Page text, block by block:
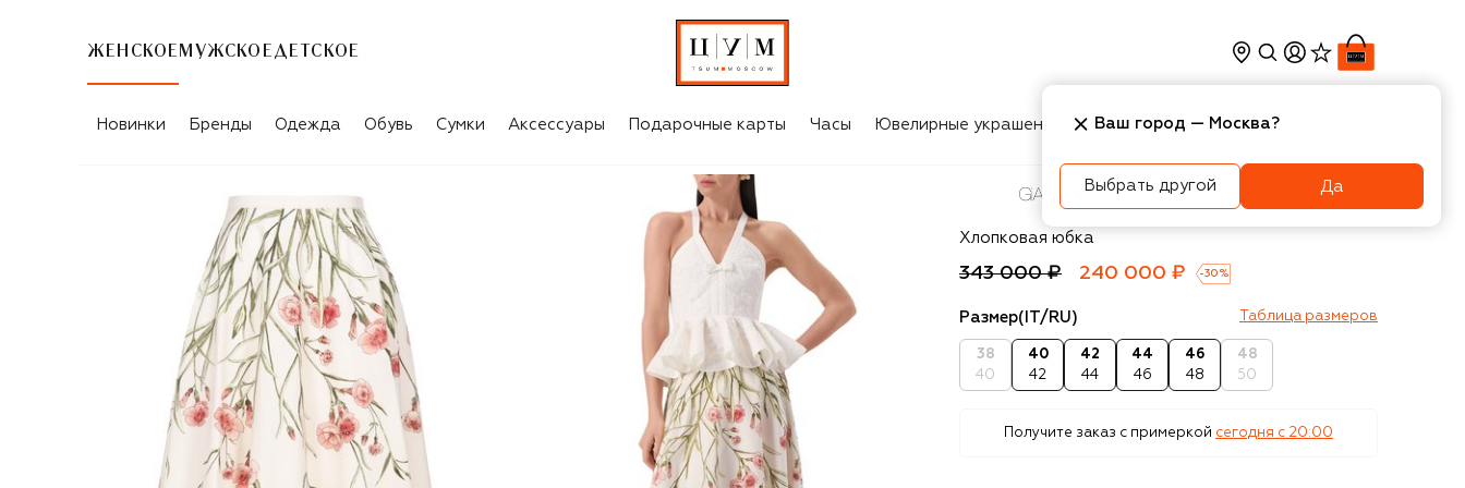
ЖЕНСКОЕ МУЖСКОЕ ДЕТСКОЕ
Новинки Бренды Одежда Обувь Сумки Аксессуары Подарочные карты Часы Ювелирные украшения Косметика Интерьер
Giambattista Valli
Хлопковая юбка
343 000 ₽ 240 000 ₽ -30 %
Размер(IT/RU) Таблица размеров
38
40
40
42
42
44
44
46
46
48
48
50
Получите заказ с примеркой сегодня c 20:00
Ваш город — Москва?
Выбрать другой Да